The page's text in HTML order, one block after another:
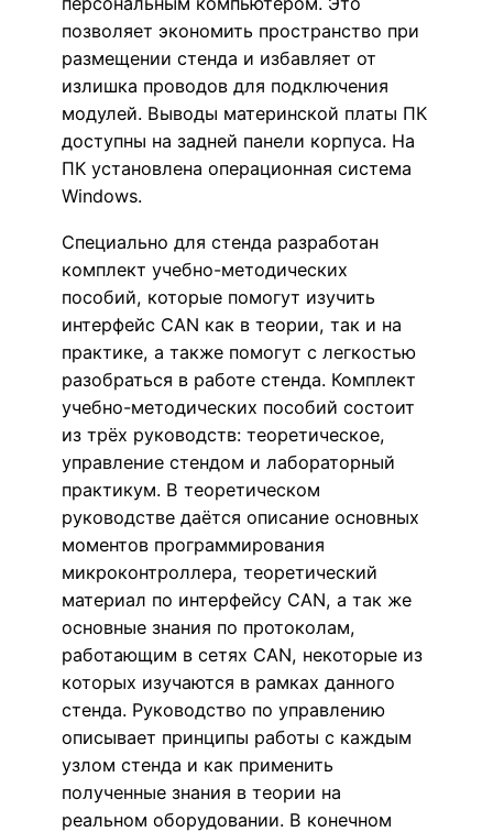
позволяет экономить пространство при
размещении стенда и избавляет от
излишка проводов для подключения
модулей. Выводы материнской платы ПК
доступны на задней панели корпуса. На
ПК установлена операционная система
Windows.
Специально для стенда разработан
комплект учебно-методических
пособий, которые помогут изучить
интерфейс CAN как в теории, так и на
практике, а также помогут с легкостью
разобраться в работе стенда. Комплект
учебно-методических пособий состоит
из трёх руководств: теоретическое,
управление стендом и лабораторный
практикум. В теоретическом
руководстве даётся описание основных
моментов программирования
микроконтроллера, теоретический
материал по интерфейсу CAN, а так же
основные знания по протоколам,
работающим в сетях CAN, некоторые из
которых изучаются в рамках данного
стенда. Руководство по управлению
описывает принципы работы с каждым
узлом стенда и как применить
полученные знания в теории на
реальном оборудовании. В конечном